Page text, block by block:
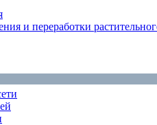
и переработки